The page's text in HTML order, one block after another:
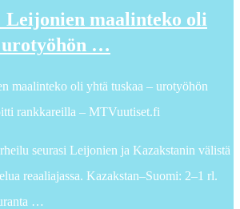
maalinteko oli
urotyöhön …
maalinteko oli yhtä tuskaa – urotyöhön
rankkareilla – MTVuutiset.fi
seurasi Leijonien ja Kazakstanin välistä
reaaliajassa. Kazakstan–Suomi: 2–1 rl.
…